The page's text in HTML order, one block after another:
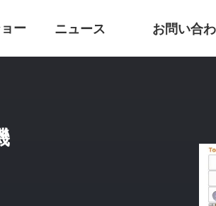
ー ニュース お問い合